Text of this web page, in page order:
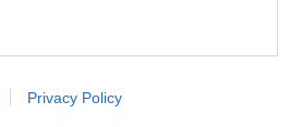
Privacy Policy
unrhyw